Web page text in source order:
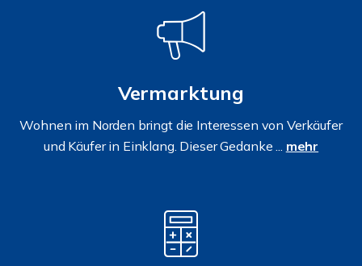
Vermarktung
Wohnen im Norden bringt die Interessen von Verkäufer
und Käufer in Einklang. Dieser Gedanke ... mehr